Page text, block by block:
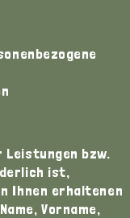
bzw.
ist,
Ihnen erhaltenen
Vorname,